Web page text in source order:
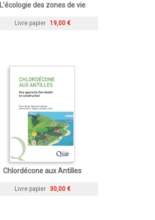
L’écologie des zones de vie
Livre papier 19,00 €
Chlordécone aux Antilles
Livre papier 30,00 €